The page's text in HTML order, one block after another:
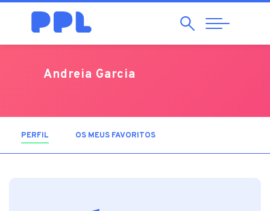
Pesquisar
Abrir
Navegação
Andreia Garcia
PERFIL (SEPARADOR ATIVO)
OS MEUS FAVORITOS